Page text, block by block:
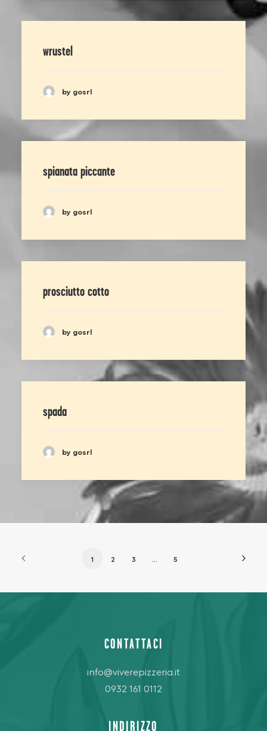
wrustel
by gosrl
spianata piccante
by gosrl
prosciutto cotto
by gosrl
spada
by gosrl
1 2 3 5
CONTATTACI
info@viverepizzeria.it
0932 161 0112
INDIRIZZO